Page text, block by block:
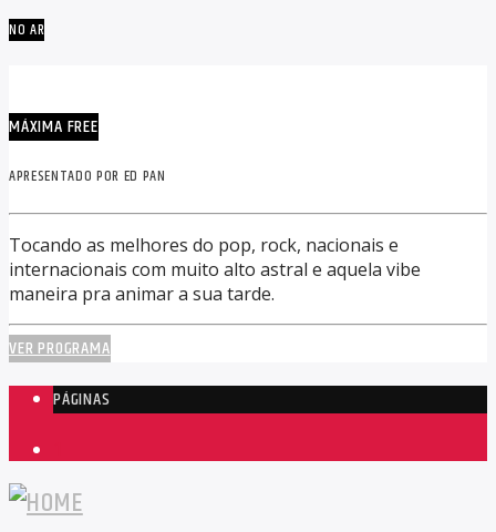
NO AR
MÁXIMA FREE
APRESENTADO POR ED PAN
Tocando as melhores do pop, rock, nacionais e
internacionais com muito alto astral e aquela vibe
maneira pra animar a sua tarde.
VER PROGRAMA
PÁGINAS